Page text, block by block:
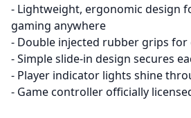
- Lightweight, ergonomic design
gaming anywhere
- Double injected rubber grips
- Simple slide-in design secures
- Player indicator lights shine
- Game controller officially